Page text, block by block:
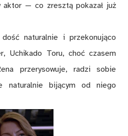
aktor — co zresztą pokazał już
naturalnie i przekonująco
Uchikado Toru, choć czasem
przerysowuje, radzi sobie
naturalnie bijącym od niego